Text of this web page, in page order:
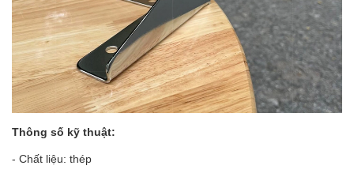
Thông số kỹ thuật:
- Chất liệu: thép